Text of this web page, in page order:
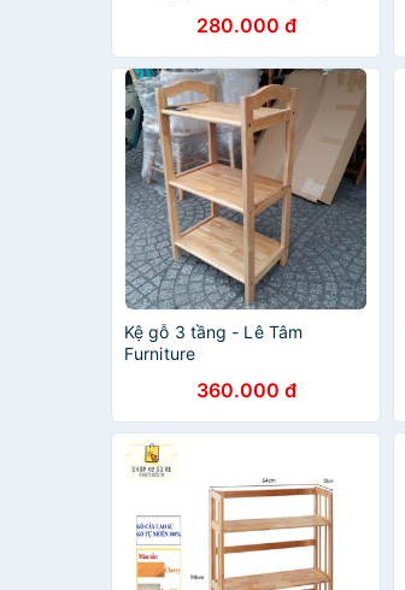
280.000 đ
Kệ gỗ 3 tầng - Lê Tâm
Furniture
360.000 đ